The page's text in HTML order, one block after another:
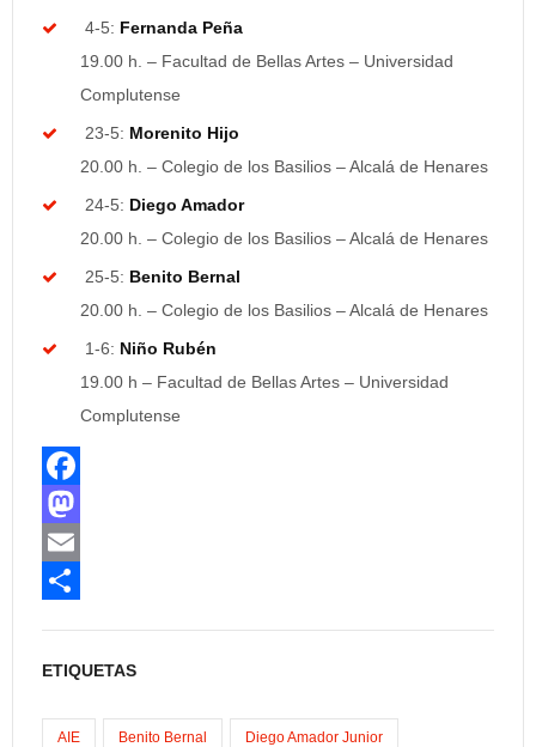
4-5: Fernanda Peña
19.00 h. – Facultad de Bellas Artes – Universidad
Complutense
23-5: Morenito Hijo
20.00 h. – Colegio de los Basilios – Alcalá de Henares
24-5: Diego Amador
20.00 h. – Colegio de los Basilios – Alcalá de Henares
25-5: Benito Bernal
20.00 h. – Colegio de los Basilios – Alcalá de Henares
1-6: Niño Rubén
19.00 h – Facultad de Bellas Artes – Universidad
Complutense
F
a
c
M
aE
ETIQUETAS
AIE Benito Bernal Diego Amador Junior